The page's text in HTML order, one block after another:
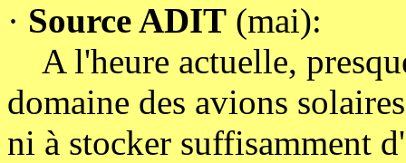
· Source ADIT (mai):
A l'heure actuelle,
domaine des avions
ni à stocker suffisamment